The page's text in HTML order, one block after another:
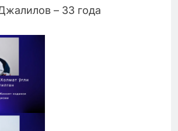
– 33 года